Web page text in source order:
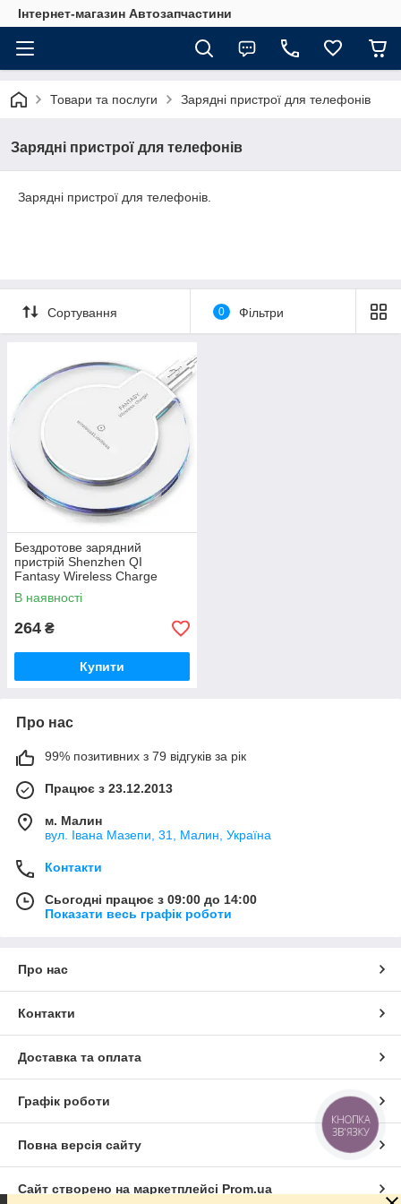
Інтернет-магазин Автозапчастини
Товари та послуги Зарядні пристрої для телефонів
Зарядні пристрої для телефонів
Зарядні пристрої для телефонів.
Сортування 0 Фільтри
Бездротове зарядний
пристрій Shenzhen QI
Fantasy Wireless Charge
прозорий
В наявності
264 ₴
Купити
Про нас
99% позитивних з 79 відгуків за рік
Працює з 23.12.2013
м. Малин
вул. Івана Мазепи, 31, Малин, Україна
Контакти
Сьогодні працює з 09:00 до 14:00
Показати весь графік роботи
Про нас
Контакти
Доставка та оплата
Графік роботи
Повна версія сайту
Сайт створено на маркетплейсі Prom.ua
КНОПКА
ЗВ'ЯЗКУ